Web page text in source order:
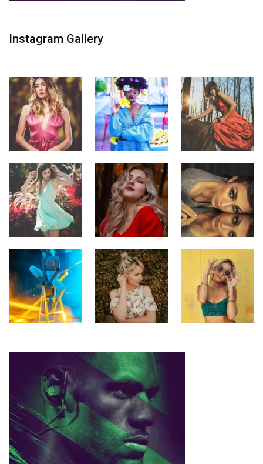
Instagram Gallery